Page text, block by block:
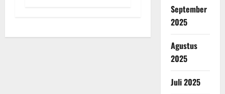
September
2025
Agustus
2025
Juli 2025